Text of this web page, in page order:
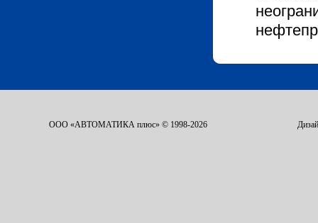
ООО «АВТОМАТИКА плюс» © 1998-2026